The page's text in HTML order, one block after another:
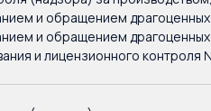
и обращением
и обращением
и лицензионного контроля